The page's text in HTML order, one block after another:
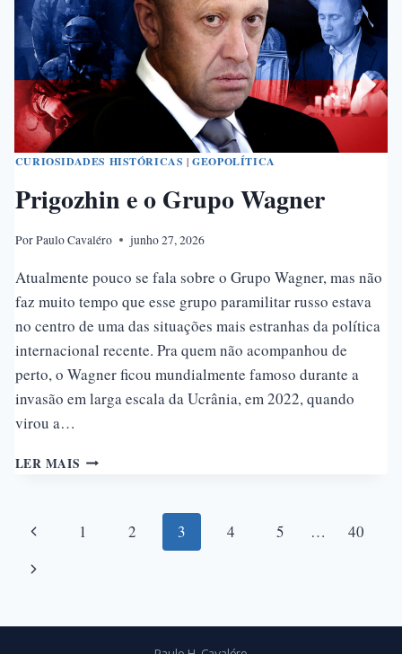
CURIOSIDADES HISTÓRICAS |GEOPOLÍTICA
Prigozhin e o Grupo Wagner
PorPaulo Cavaléro junho 27, 2026
Atualmente pouco se fala sobre o Grupo Wagner, mas não
faz muito tempo que esse grupo paramilitar russo estava
no centro de uma das situações mais estranhas da política
internacional recente. Pra quem não acompanhou de
perto, o Wagner ficou mundialmente famoso durante a
invasão em larga escala da Ucrânia, em 2022, quando
virou a…
LER MAIS PRIGOZHIN
WAGNER
Navegação
da
Página
Anterior
1 2 3 4 5 …
40
Página